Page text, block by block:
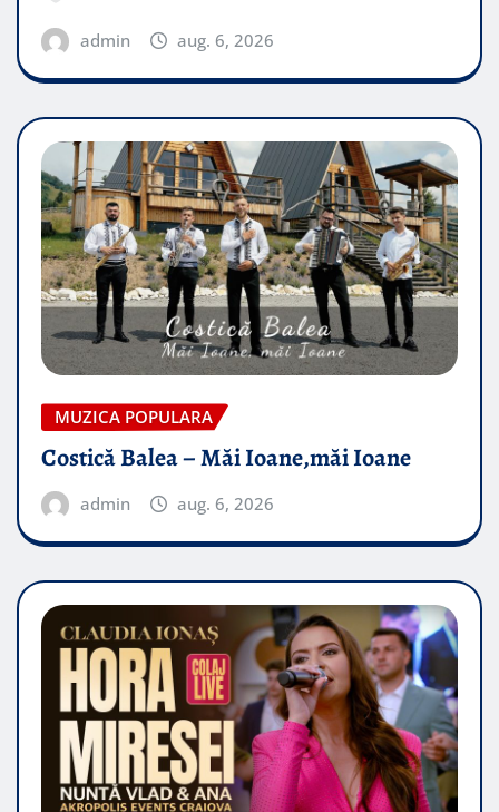
admin aug. 6, 2026
MUZICA POPULARA
Costică Balea – Măi Ioane,măi Ioane
admin aug. 6, 2026